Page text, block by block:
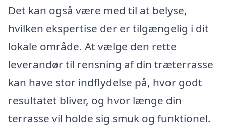
Det kan også være med til at belyse,
hvilken ekspertise der er tilgængelig i dit
lokale område. At vælge den rette
leverandør til rensning af din træterrasse
kan have stor indflydelse på, hvor godt
resultatet bliver, og hvor længe din
terrasse vil holde sig smuk og funktionel.